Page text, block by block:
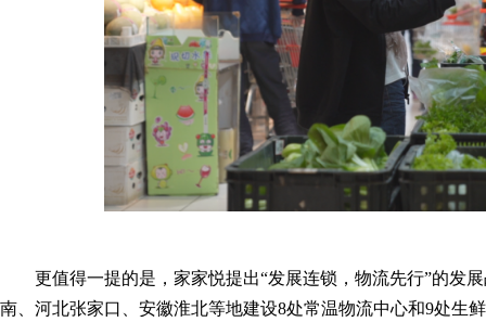
更值得一提的是，家家悦提出“发展连锁，物流先行”的发
南、河北张家口、安徽淮北等地建设8处常温物流中心和9处生